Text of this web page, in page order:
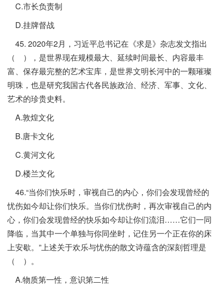
C.市长负责制
D.挂牌督战
45. 2020年2月，习近平总书记在《求是》杂志发文指出
（ ），是世界现在规模最大、延续时间最长、内容最丰
富、保存最完整的艺术宝库，是世界文明长河中的一颗璀璨
明珠，也是研究我国古代各民族政治、经济、军事、文化、
艺术的珍贵史料。
A.敦煌文化
B.唐卡文化
C.黄河文化
D.楼兰文化
46.“当你们快乐时，审视自己的内心，你们会发现曾经的
忧伤如今却让你们快乐。当你们忧伤时，再次审视自己的内
心，你们会发现曾经的快乐如今却让你们流泪……它们一同
降临，当其中一个单独与你同坐时，记住另一个正在你的床
上安歇。”上述关于欢乐与忧伤的散文诗蕴含的深刻哲理是
（ ）。
A.物质第一性，意识第二性